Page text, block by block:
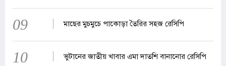
09 মাছের মুচমুচে পাকোড়া তৈরির সহজ রেসিপি
10 ভুটানের জাতীয় খাবার এমা দাতশি বানানোর রেসিপি